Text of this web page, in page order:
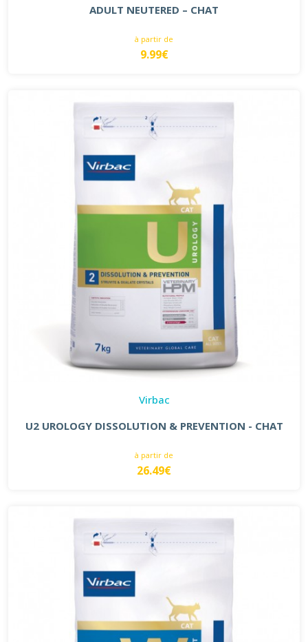
ADULT NEUTERED – CHAT
à partir de
9.99€
Virbac
U2 UROLOGY DISSOLUTION & PREVENTION - CHAT
à partir de
26.49€